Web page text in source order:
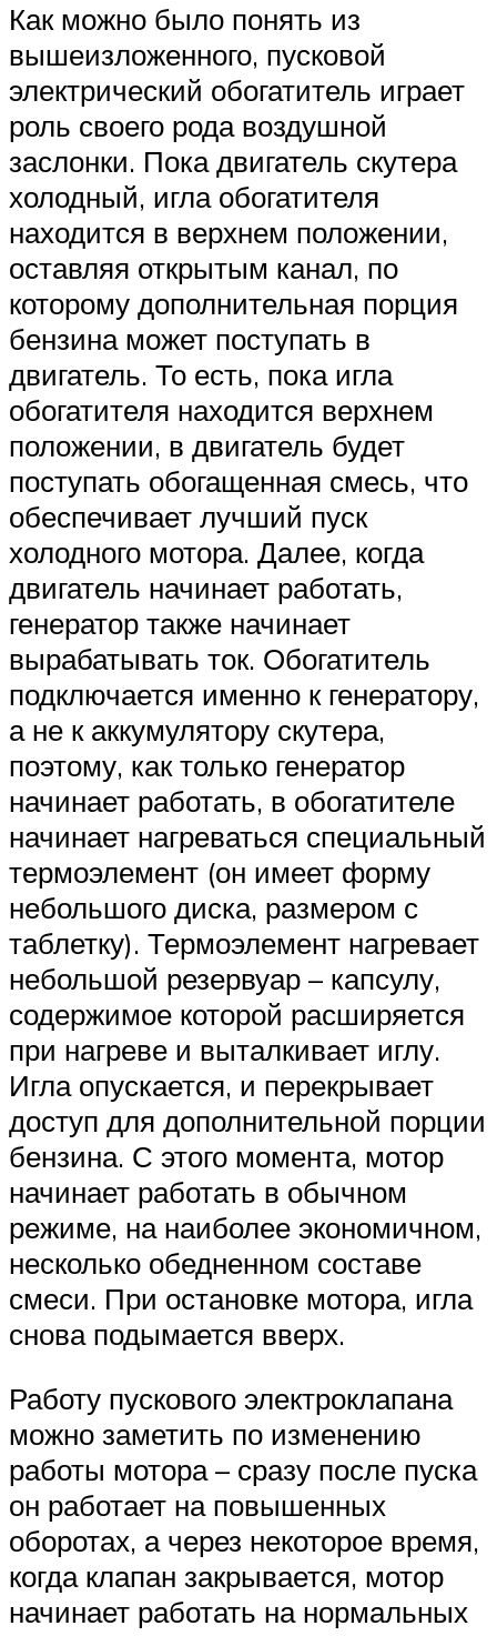
Как можно было понять из
вышеизложенного, пусковой
электрический обогатитель играет
роль своего рода воздушной
заслонки. Пока двигатель скутера
холодный, игла обогатителя
находится в верхнем положении,
оставляя открытым канал, по
которому дополнительная порция
бензина может поступать в
двигатель. То есть, пока игла
обогатителя находится верхнем
положении, в двигатель будет
поступать обогащенная смесь, что
обеспечивает лучший пуск
холодного мотора. Далее, когда
двигатель начинает работать,
генератор также начинает
вырабатывать ток. Обогатитель
подключается именно к генератору,
а не к аккумулятору скутера,
поэтому, как только генератор
начинает работать, в обогатителе
начинает нагреваться специальный
термоэлемент (он имеет форму
небольшого диска, размером с
таблетку). Термоэлемент нагревает
небольшой резервуар – капсулу,
содержимое которой расширяется
при нагреве и выталкивает иглу.
Игла опускается, и перекрывает
доступ для дополнительной порции
бензина. С этого момента, мотор
начинает работать в обычном
режиме, на наиболее экономичном,
несколько обедненном составе
смеси. При остановке мотора, игла
снова подымается вверх.
Работу пускового электроклапана
можно заметить по изменению
работы мотора – сразу после пуска
он работает на повышенных
оборотах, а через некоторое время,
когда клапан закрывается, мотор
начинает работать на нормальных